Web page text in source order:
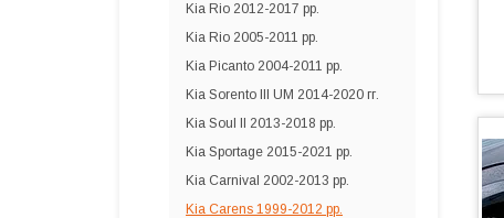
Kia Rio 2012-2017 рр.
Kia Rio 2005-2011 рр.
Kia Picanto 2004-2011 рр.
Kia Sorento III UM 2014-2020 гг.
Kia Soul II 2013-2018 рр.
Kia Sportage 2015-2021 рр.
Kia Carnival 2002-2013 рр.
Kia Carens 1999-2012 рр.